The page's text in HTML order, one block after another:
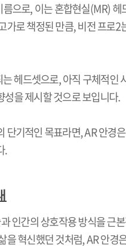
름으로,이는 혼합현실(MR)헤
가로 책정된 만큼,비전 프로2
헤드셋으로,아직 구체적인
을 제시할 것으로 보입니다.
단기적인 목표라면, AR안경
.
인간의 상호작용 방식을 근
을 혁신했던 것처럼, AR안경